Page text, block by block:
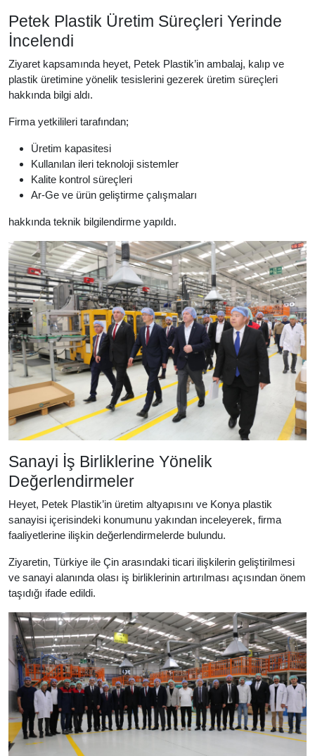
Petek Plastik Üretim Süreçleri Yerinde
İncelendi
Ziyaret kapsamında heyet, Petek Plastik’in ambalaj, kalıp ve
plastik üretimine yönelik tesislerini gezerek üretim süreçleri
hakkında bilgi aldı.
Firma yetkilileri tarafından;
Üretim kapasitesi
Kullanılan ileri teknoloji sistemler
Kalite kontrol süreçleri
Ar-Ge ve ürün geliştirme çalışmaları
hakkında teknik bilgilendirme yapıldı.
Sanayi İş Birliklerine Yönelik
Değerlendirmeler
Heyet, Petek Plastik’in üretim altyapısını ve Konya plastik
sanayisi içerisindeki konumunu yakından inceleyerek, firma
faaliyetlerine ilişkin değerlendirmelerde bulundu.
Ziyaretin, Türkiye ile Çin arasındaki ticari ilişkilerin geliştirilmesi
ve sanayi alanında olası iş birliklerinin artırılması açısından önem
taşıdığı ifade edildi.